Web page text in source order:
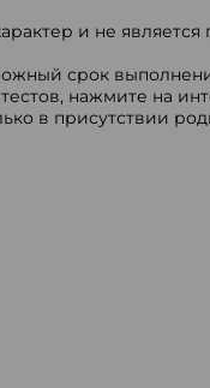
и не является
срок
нажмите на
в присутствии